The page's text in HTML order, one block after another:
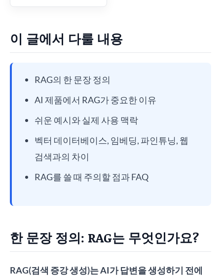
이 글에서 다룰 내용
RAG의 한 문장 정의
AI 제품에서 RAG가 중요한 이유
쉬운 예시와 실제 사용 맥락
벡터 데이터베이스, 임베딩, 파인튜닝, 웹
검색과의 차이
RAG를 쓸 때 주의할 점과 FAQ
한 문장 정의: RAG는 무엇인가요?
RAG(검색 증강 생성)는 AI가 답변을 생성하기 전에